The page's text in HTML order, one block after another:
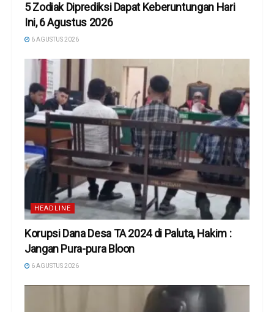
5 Zodiak Diprediksi Dapat Keberuntungan Hari
Ini, 6 Agustus 2026
6 AGUSTUS 2026
HEADLINE
Korupsi Dana Desa TA 2024 di Paluta, Hakim :
Jangan Pura-pura Bloon
6 AGUSTUS 2026